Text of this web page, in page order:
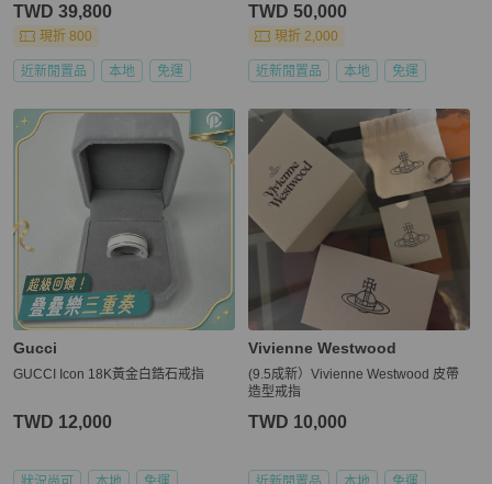
TWD 39,800
現折 800
近新閒置品 本地 免運
TWD 50,000
現折 2,000
近新閒置品 本地 免運
Gucci
GUCCI Icon 18K黃金白鋯石戒指
TWD 12,000
Vivienne Westwood
(9.5成新）Vivienne Westwood 皮帶
造型戒指
TWD 10,000